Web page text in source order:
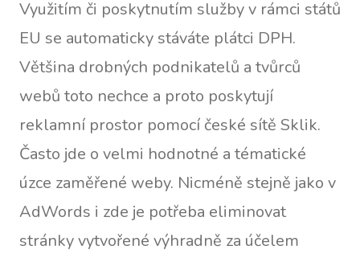
Využitím či poskytnutím služby v rámci států
EU se automaticky stáváte plátci DPH.
Většina drobných podnikatelů a tvůrců
webů toto nechce a proto poskytují
reklamní prostor pomocí české sítě Sklik.
Často jde o velmi hodnotné a tématické
úzce zaměřené weby. Nicméně stejně jako v
AdWords i zde je potřeba eliminovat
stránky vytvořené výhradně za účelem